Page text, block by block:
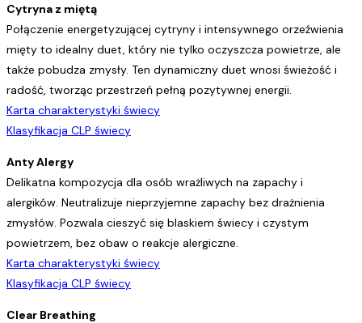
Cytryna z miętą
Połączenie energetyzującej cytryny i intensywnego orzeźwienia
mięty to idealny duet, który nie tylko oczyszcza powietrze, ale
także pobudza zmysły. Ten dynamiczny duet wnosi świeżość i
radość, tworząc przestrzeń pełną pozytywnej energii.
Karta charakterystyki świecy
Klasyfikacja CLP świecy
Anty Alergy
Delikatna kompozycja dla osób wrażliwych na zapachy i
alergików. Neutralizuje nieprzyjemne zapachy bez drażnienia
zmysłów. Pozwala cieszyć się blaskiem świecy i czystym
powietrzem, bez obaw o reakcje alergiczne.
Karta charakterystyki świecy
Klasyfikacja CLP świecy
Clear Breathing